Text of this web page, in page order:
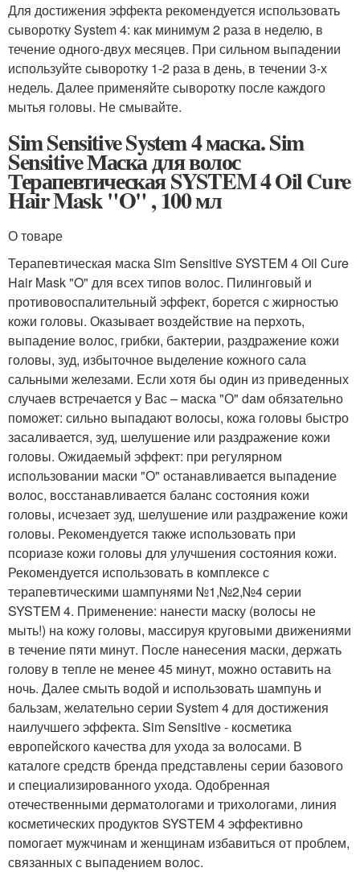
Для достижения эффекта рекомендуется использовать
сыворотку System 4: как минимум 2 раза в неделю, в
течение одного-двух месяцев. При сильном выпадении
используйте сыворотку 1-2 раза в день, в течении 3-х
недель. Далее применяйте сыворотку после каждого
мытья головы. Не смывайте.
Sim Sensitive System 4 маска. Sim
Sensitive Маска для волос
Терапевтическая SYSTEM 4 Oil Cure
Hair Mask "O" , 100 мл
О товаре
Терапевтическая маска Sim Sensitive SYSTEM 4 Oil Cure
Hair Mask "O" для всех типов волос. Пилинговый и
противовоспалительный эффект, борется с жирностью
кожи головы. Оказывает воздействие на перхоть,
выпадение волос, грибки, бактерии, раздражение кожи
головы, зуд, избыточное выделение кожного сала
сальными железами. Если хотя бы один из приведенных
случаев встречается у Вас – маска "О" dам обязательно
поможет: сильно выпадают волосы, кожа головы быстро
засаливается, зуд, шелушение или раздражение кожи
головы. Ожидаемый эффект: при регулярном
использовании маски "О" останавливается выпадение
волос, восстанавливается баланс состояния кожи
головы, исчезает зуд, шелушение или раздражение кожи
головы. Рекомендуется также использовать при
псориазе кожи головы для улучшения состояния кожи.
Рекомендуется использовать в комплексе с
терапевтическими шампунями №1,№2,№4 серии
SYSTEM 4. Применение: нанести маску (волосы не
мыть!) на кожу головы, массируя круговыми движениями
в течение пяти минут. После нанесения маски, держать
голову в тепле не менее 45 минут, можно оставить на
ночь. Далее смыть водой и использовать шампунь и
бальзам, желательно серии System 4 для достижения
наилучшего эффекта. Sim Sensitive - косметика
европейского качества для ухода за волосами. В
каталоге средств бренда представлены серии базового
и специализированного ухода. Одобренная
отечественными дерматологами и трихологами, линия
косметических продуктов SYSTEM 4 эффективно
помогает мужчинам и женщинам избавиться от проблем,
связанных с выпадением волос.